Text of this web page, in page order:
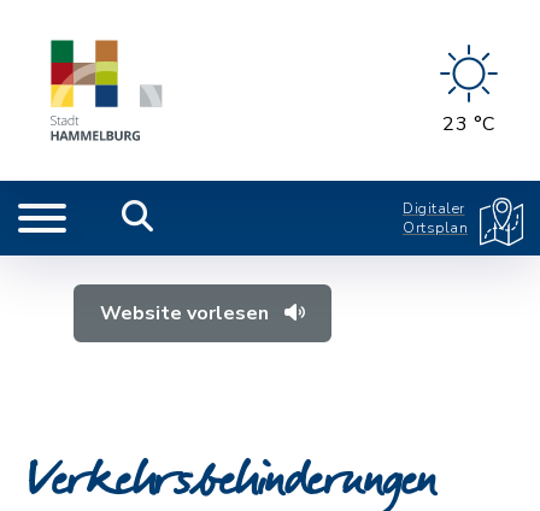
23 °C
Digitaler
Ortsplan
Website vorlesen
Verkehrsbehinderungen